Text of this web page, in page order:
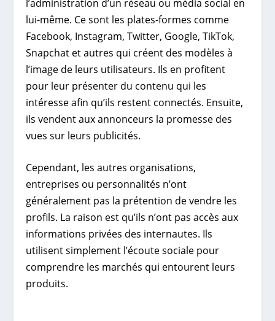
l’administration d’un réseau ou média social en
lui-même. Ce sont les plates-formes comme
Facebook, Instagram, Twitter, Google, TikTok,
Snapchat et autres qui créent des modèles à
l’image de leurs utilisateurs. Ils en profitent
pour leur présenter du contenu qui les
intéresse afin qu’ils restent connectés. Ensuite,
ils vendent aux annonceurs la promesse des
vues sur leurs publicités.
Cependant, les autres organisations,
entreprises ou personnalités n’ont
généralement pas la prétention de vendre les
profils. La raison est qu’ils n’ont pas accès aux
informations privées des internautes. Ils
utilisent simplement l’écoute sociale pour
comprendre les marchés qui entourent leurs
produits.